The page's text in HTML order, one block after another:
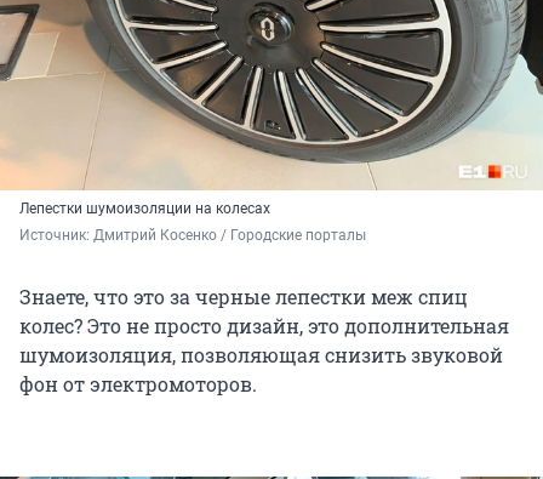
Лепестки шумоизоляции на колесах
Источник: Дмитрий Косенко / Городские порталы
Знаете, что это за черные лепестки меж спиц
колес? Это не просто дизайн, это дополнительная
шумоизоляция, позволяющая снизить звуковой
фон от электромоторов.